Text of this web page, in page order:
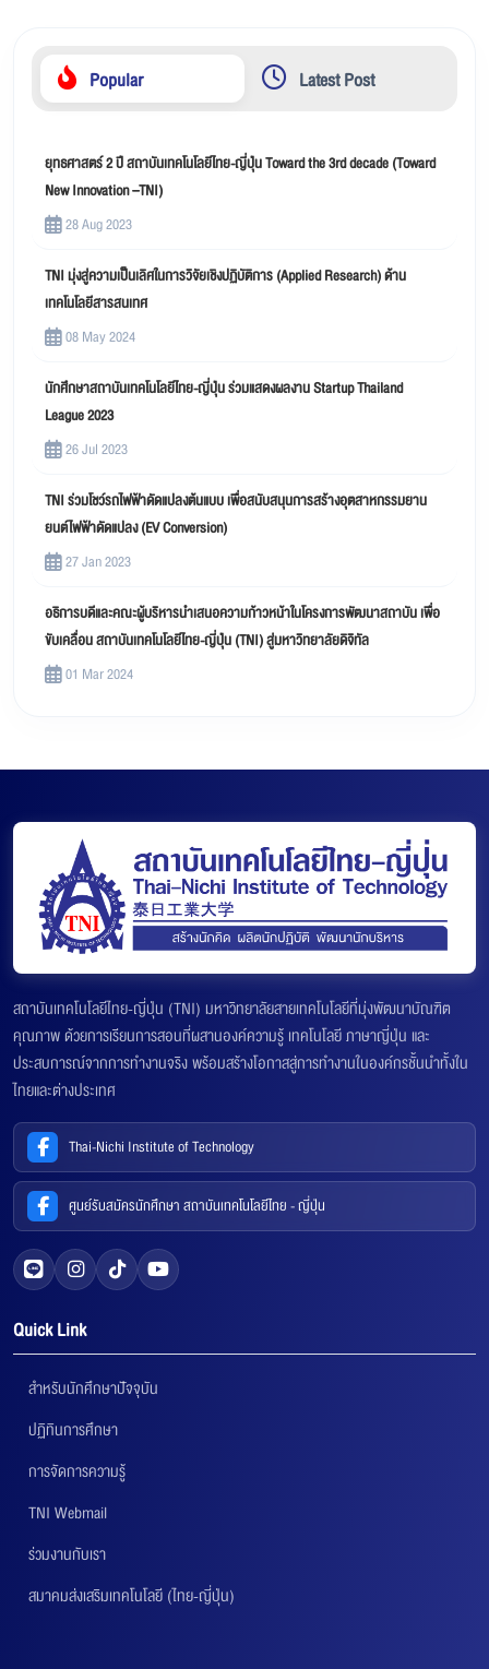
Popular Latest Post
ยุทธศาสตร์ 2 ปี สถาบันเทคโนโลยีไทย-ญี่ปุ่น Toward the 3rd decade (Toward
New Innovation –TNI)
28 Aug 2023
TNI มุ่งสู่ความเป็นเลิศในการวิจัยเชิงปฏิบัติการ (Applied Research) ด้าน
เทคโนโลยีสารสนเทศ
08 May 2024
นักศึกษาสถาบันเทคโนโลยีไทย-ญี่ปุ่น ร่วมแสดงผลงาน Startup Thailand
League 2023
26 Jul 2023
TNI ร่วมโชว์รถไฟฟ้าดัดแปลงต้นแบบ เพื่อสนับสนุนการสร้างอุตสาหกรรมยาน
ยนต์ไฟฟ้าดัดแปลง (EV Conversion)
27 Jan 2023
อธิการบดีและคณะผู้บริหารนำเสนอความก้าวหน้าในโครงการพัฒนาสถาบัน เพื่อ
ขับเคลื่อน สถาบันเทคโนโลยีไทย-ญี่ปุ่น (TNI) สู่มหาวิทยาลัยดิจิทัล
01 Mar 2024
สถาบันเทคโนโลยีไทย-ญี่ปุ่น (TNI) มหาวิทยาลัยสายเทคโนโลยีที่มุ่งพัฒนาบัณฑิต
คุณภาพ ด้วยการเรียนการสอนที่ผสานองค์ความรู้ เทคโนโลยี ภาษาญี่ปุ่น และ
ประสบการณ์จากการทำงานจริง พร้อมสร้างโอกาสสู่การทำงานในองค์กรชั้นนำทั้งใน
ไทยและต่างประเทศ
Thai-Nichi Institute of Technology
ศูนย์รับสมัครนักศึกษา สถาบันเทคโนโลยีไทย - ญี่ปุ่น
Quick Link
สำหรับนักศึกษาปัจจุบัน
ปฏิทินการศึกษา
การจัดการความรู้
TNI Webmail
ร่วมงานกับเรา
สมาคมส่งเสริมเทคโนโลยี (ไทย-ญี่ปุ่น)